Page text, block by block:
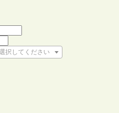
択してください
さい